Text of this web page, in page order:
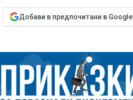
Добави в предпочитани в Google